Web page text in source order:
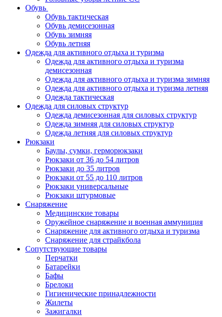
Обувь
Обувь тактическая
Обувь демисезонная
Обувь зимняя
Обувь летняя
Одежда для активного отдыха и туризма
Одежда для активного отдыха и туризма
демисезонная
Одежда для активного отдыха и туризма зимняя
Одежда для активного отдыха и туризма летняя
Одежда тактическая
Одежда для силовых структур
Одежда демисезонная для силовых структур
Одежда зимняя для силовых структур
Одежда летняя для силовых структур
Рюкзаки
Баулы, сумки, герморюкзаки
Рюкзаки от 36 до 54 литров
Рюкзаки до 35 литров
Рюкзаки от 55 до 110 литров
Рюкзаки универсальные
Рюкзаки штурмовые
Снаряжение
Медицинские товары
Оружейное снаряжение и военная аммуниция
Снаряжение для активного отдыха и туризма
Снаряжение для страйкбола
Сопутствующие товары
Перчатки
Батарейки
Бафы
Брелоки
Гигиенические принадлежности
Жилеты
Зажигалки